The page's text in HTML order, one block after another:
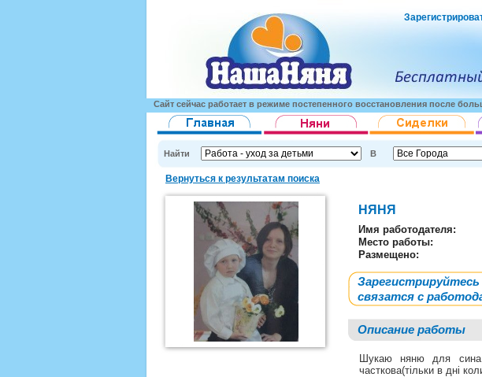
Сайт сейчас работает в режиме постепенного восстановления после
Найти В
Вернуться к результатам поиска
НЯНЯ
Имя работодателя:
Место работы:
Размещено:
связатся с
Описание работы
Шукаю няню для сина
часткова(тільки в дні